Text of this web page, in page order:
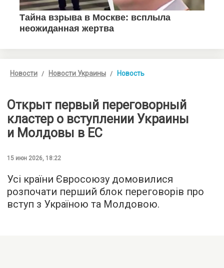
Новости Новости Украины Новость
Открыт первый переговорный
кластер о вступлении Украины
и Молдовы в ЕС
15 июн 2026, 18:22
Усі країни Євросоюзу домовилися
розпочати перший блок переговорів про
вступ з Україною та Молдовою.